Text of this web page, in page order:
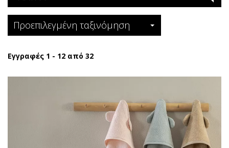
Προεπιλεγμένη ταξινόμηση
Εγγραφές 1 - 12 από 32